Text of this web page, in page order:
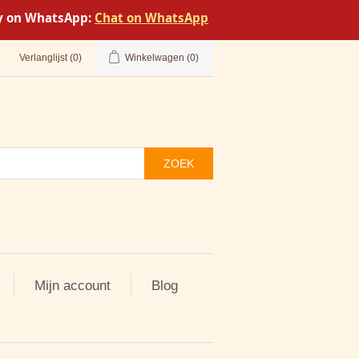
WhatsApp: Chat on WhatsApp
Verlanglijst (0) Winkelwagen (0)
ZOEK
Mijn account Blog